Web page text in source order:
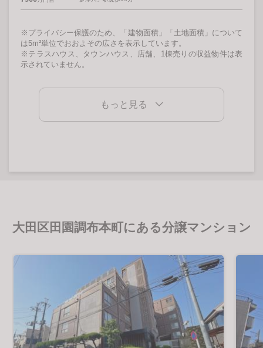
※プライバシー保護のため、「建物面積」「土地面積」について
は5m²単位でおおよその広さを表示しています。
※テラスハウス、タウンハウス、店舗、1棟売りの収益物件は表
示されていません。
もっと見る
大田区田園調布本町にある分譲マンション